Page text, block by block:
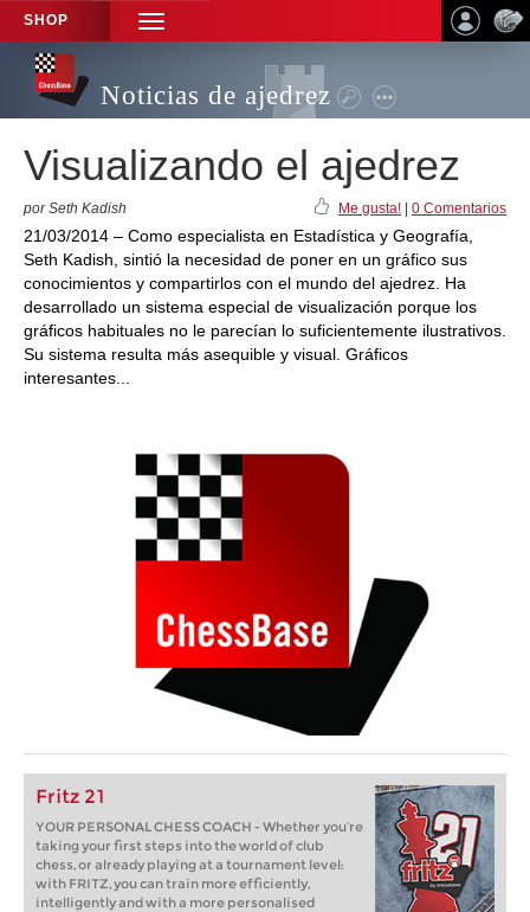
SHOP
TOGGLE
NAVIGATION
Noticias de ajedrez
Visualizando el ajedrez
por Seth Kadish Me gusta! 0 Comentarios
21/03/2014 – Como especialista en Estadística y Geografía,
Seth Kadish, sintió la necesidad de poner en un gráfico sus
conocimientos y compartirlos con el mundo del ajedrez. Ha
desarrollado un sistema especial de visualización porque los
gráficos habituales no le parecían lo suficientemente ilustrativos.
Su sistema resulta más asequible y visual. Gráficos
interesantes...
Fritz 21
YOUR PERSONAL CHESS COACH - Whether you’re
taking your first steps into the world of club
chess, or already playing at a tournament level:
with FRITZ, you can train more efficiently,
intelligently and with a more personalised